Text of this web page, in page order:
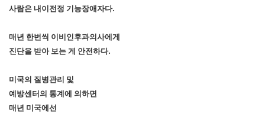
사람은 내이전정 기능장애자다.
매년 한번씩 이비인후과의사에게
진단을 받아 보는 게 안전하다.
미국의 질병관리 및
예방센터의 통계에 의하면
매년 미국에선